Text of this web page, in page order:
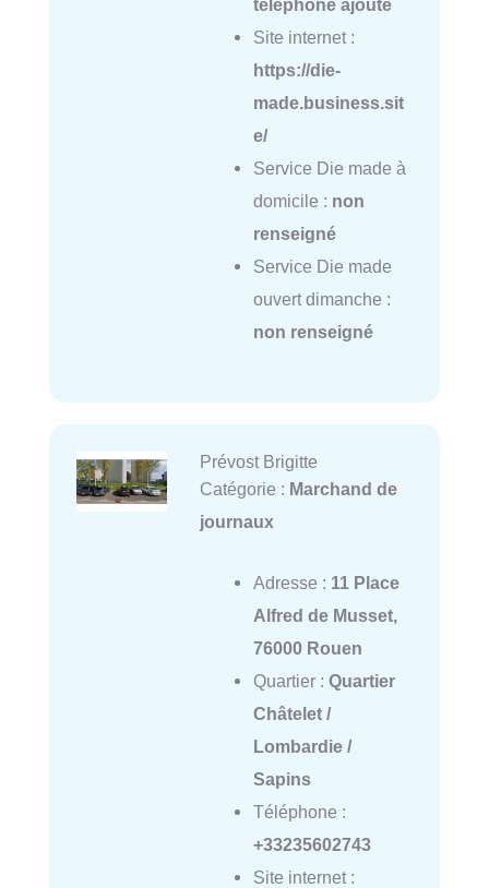
téléphone ajouté
Site internet :
https://die-
made.business.sit
e/
Service Die made à
domicile : non
renseigné
Service Die made
ouvert dimanche :
non renseigné
Prévost Brigitte
Catégorie : Marchand de
journaux
Adresse : 11 Place
Alfred de Musset,
76000 Rouen
Quartier : Quartier
Châtelet /
Lombardie /
Sapins
Téléphone :
+33235602743
Site internet :